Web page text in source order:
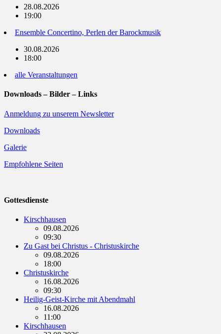
28.08.2026
19:00
Ensemble Concertino, Perlen der Barockmusik
30.08.2026
18:00
alle Veranstaltungen
Downloads – Bilder – Links
Anmeldung zu unserem Newsletter
Downloads
Galerie
Empfohlene Seiten
Gottesdienste
Kirschhausen
09.08.2026
09:30
Zu Gast bei Christus - Christuskirche
09.08.2026
18:00
Christuskirche
16.08.2026
09:30
Heilig-Geist-Kirche mit Abendmahl
16.08.2026
11:00
Kirschhausen